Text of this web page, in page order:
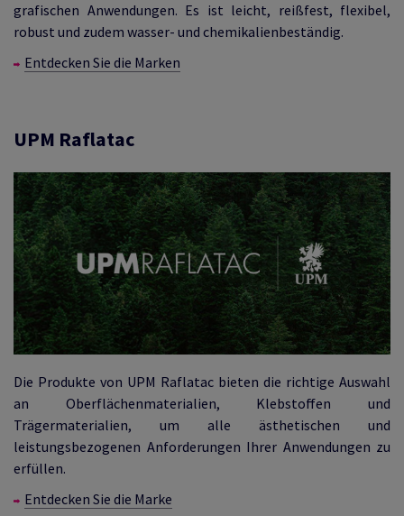
grafischen Anwendungen. Es ist leicht, reißfest, flexibel,
robust und zudem wasser- und chemikalienbeständig.
Entdecken Sie die Marken
UPM Raflatac
Die Produkte von UPM Raflatac bieten die richtige Auswahl
an Oberflächenmaterialien, Klebstoffen und
Trägermaterialien, um alle ästhetischen und
leistungsbezogenen Anforderungen Ihrer Anwendungen zu
erfüllen.
Entdecken Sie die Marke